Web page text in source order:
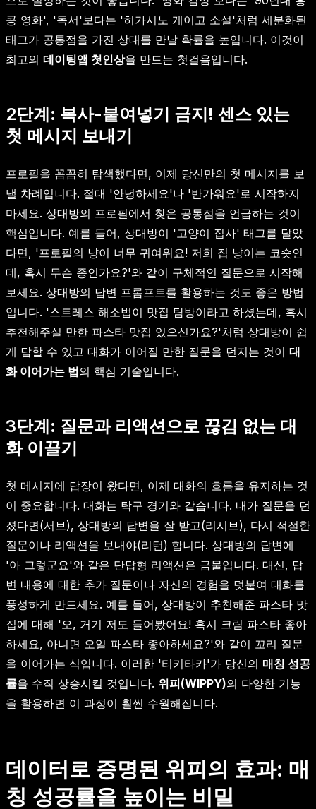
콩 영화', '독서'보다는 '히가시노 게이고 소설'처럼 세분화된
태그가 공통점을 가진 상대를 만날 확률을 높입니다. 이것이
최고의 데이팅앱 첫인상을 만드는 첫걸음입니다.
2단계: 복사-붙여넣기 금지! 센스 있는
첫 메시지 보내기
프로필을 꼼꼼히 탐색했다면, 이제 당신만의 첫 메시지를 보
낼 차례입니다. 절대 '안녕하세요'나 '반가워요'로 시작하지
마세요. 상대방의 프로필에서 찾은 공통점을 언급하는 것이
핵심입니다. 예를 들어, 상대방이 '고양이 집사' 태그를 달았
다면, '프로필의 냥이 너무 귀여워요! 저희 집 냥이는 코숏인
데, 혹시 무슨 종인가요?'와 같이 구체적인 질문으로 시작해
보세요. 상대방의 답변 프롬프트를 활용하는 것도 좋은 방법
입니다. '스트레스 해소법이 맛집 탐방이라고 하셨는데, 혹시
추천해주실 만한 파스타 맛집 있으신가요?'처럼 상대방이 쉽
게 답할 수 있고 대화가 이어질 만한 질문을 던지는 것이 대
화 이어가는 법의 핵심 기술입니다.
3단계: 질문과 리액션으로 끊김 없는 대
화 이끌기
첫 메시지에 답장이 왔다면, 이제 대화의 흐름을 유지하는 것
이 중요합니다. 대화는 탁구 경기와 같습니다. 내가 질문을 던
졌다면(서브), 상대방의 답변을 잘 받고(리시브), 다시 적절한
질문이나 리액션을 보내야(리턴) 합니다. 상대방의 답변에
'아 그렇군요'와 같은 단답형 리액션은 금물입니다. 대신, 답
변 내용에 대한 추가 질문이나 자신의 경험을 덧붙여 대화를
풍성하게 만드세요. 예를 들어, 상대방이 추천해준 파스타 맛
집에 대해 '오, 거기 저도 들어봤어요! 혹시 크림 파스타 좋아
하세요, 아니면 오일 파스타 좋아하세요?'와 같이 꼬리 질문
을 이어가는 식입니다. 이러한 '티키타카'가 당신의 매칭 성공
률을 수직 상승시킬 것입니다. 위피(WIPPY)의 다양한 기능
을 활용하면 이 과정이 훨씬 수월해집니다.
데이터로 증명된 위피의 효과: 매
칭 성공률을 높이는 비밀